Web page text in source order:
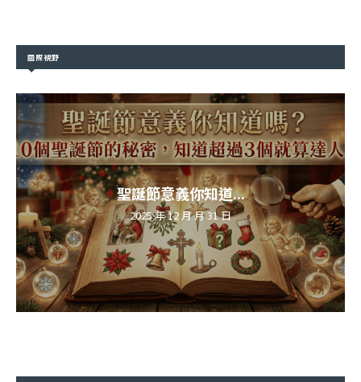
國際視野
聖誕節意義你知道...
2025 年 12 月 月 31 日